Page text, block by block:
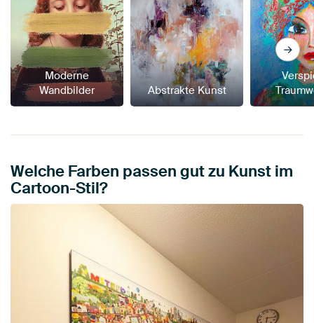
Moderne
Wandbilder
Abstrakte Kunst
Welche Farben passen gut zu Kunst im
Cartoon-Stil?